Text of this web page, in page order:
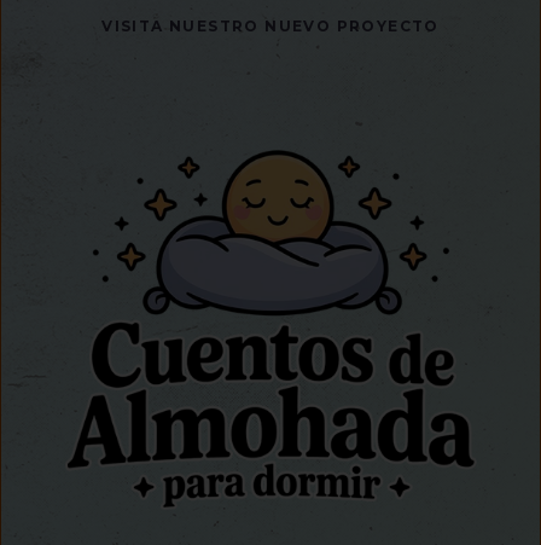
VISITA NUESTRO NUEVO PROYECTO